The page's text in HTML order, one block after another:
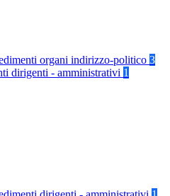
organi indirizzo-politico 3
dirigenti - amministrativi 1